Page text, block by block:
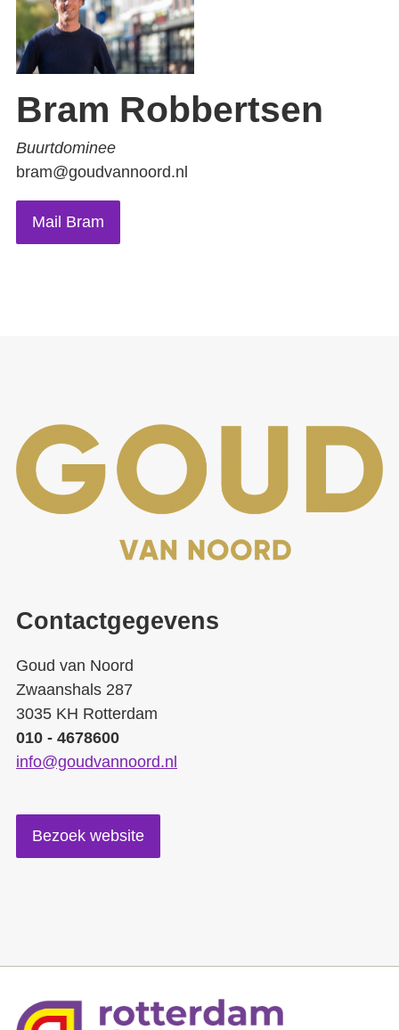
Bram Robbertsen
Buurtdominee
bram@goudvannoord.nl
Mail Bram
Contactgegevens
Goud van Noord
Zwaanshals 287
3035 KH Rotterdam
010 - 4678600
info@goudvannoord.nl
Bezoek website